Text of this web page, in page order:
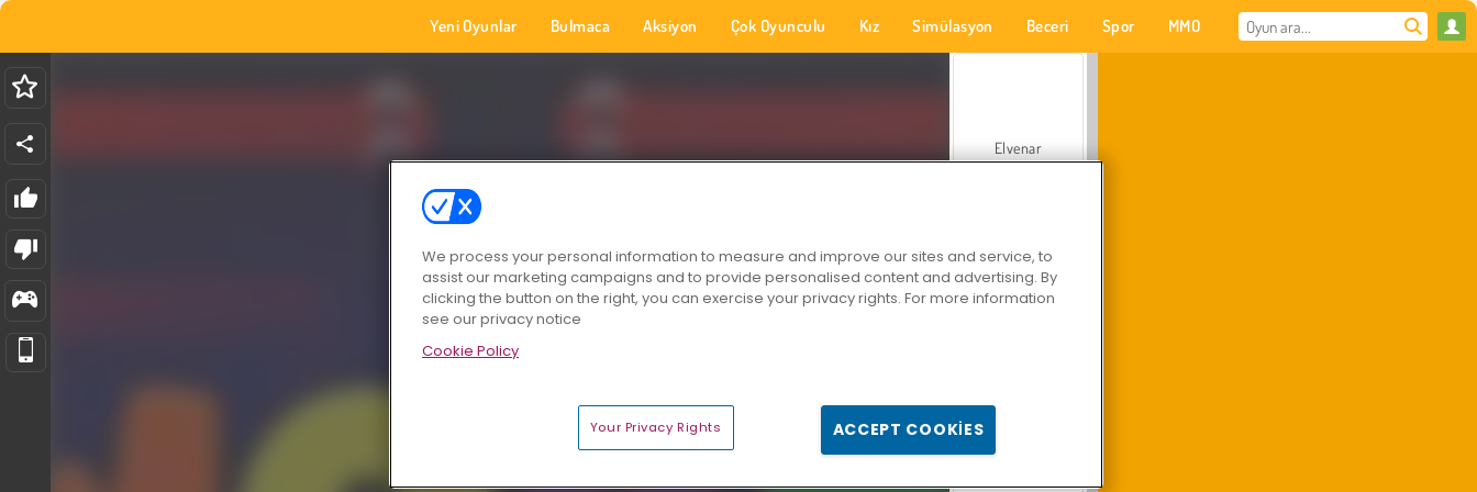
Yeni Oyunlar Bulmaca Aksiyon Çok Oyunculu Kız Simülasyon Beceri Spor MMO
Elvenar
We process your personal information to measure and improve our sites and service, to
assist our marketing campaigns and to provide personalised content and advertising. By
clicking the button on the right, you can exercise your privacy rights. For more information
see our privacy notice
Cookie Policy
Your Privacy Rights ACCEPT COOKIES